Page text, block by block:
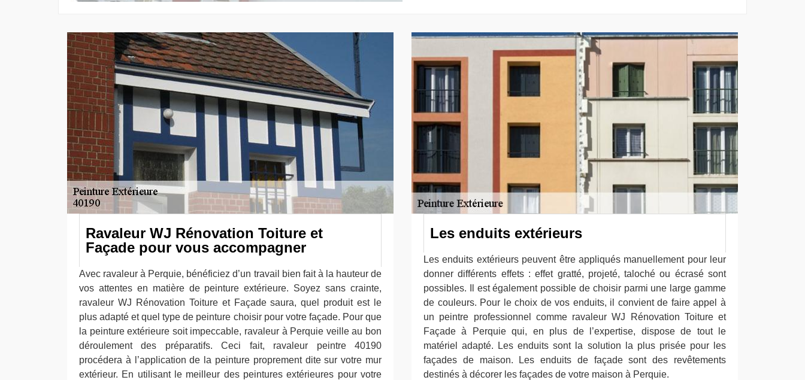
Ravaleur WJ Rénovation Toiture et
Façade pour vous accompagner
Avec ravaleur à Perquie, bénéficiez d’un travail bien fait à la hauteur de
vos attentes en matière de peinture extérieure. Soyez sans crainte,
ravaleur WJ Rénovation Toiture et Façade saura, quel produit est le
plus adapté et quel type de peinture choisir pour votre façade. Pour que
la peinture extérieure soit impeccable, ravaleur à Perquie veille au bon
déroulement des préparatifs. Ceci fait, ravaleur peintre 40190
procédera à l’application de la peinture proprement dite sur votre mur
extérieur. En utilisant le meilleur des peintures extérieures pour votre
Les enduits extérieurs
Les enduits extérieurs peuvent être appliqués manuellement pour leur
donner différents effets : effet gratté, projeté, taloché ou écrasé sont
possibles. Il est également possible de choisir parmi une large gamme
de couleurs. Pour le choix de vos enduits, il convient de faire appel à
un peintre professionnel comme ravaleur WJ Rénovation Toiture et
Façade à Perquie qui, en plus de l’expertise, dispose de tout le
matériel adapté. Les enduits sont la solution la plus prisée pour les
façades de maison. Les enduits de façade sont des revêtements
destinés à décorer les façades de votre maison à Perquie.